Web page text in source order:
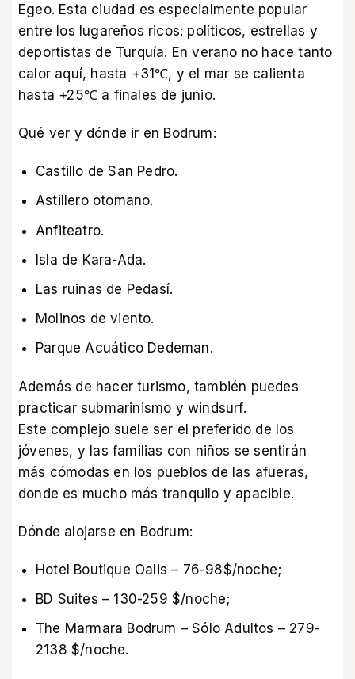
Egeo. Esta ciudad es especialmente popular
entre los lugareños ricos: políticos, estrellas y
deportistas de Turquía. En verano no hace tanto
calor aquí, hasta +31℃, y el mar se calienta
hasta +25℃ a finales de junio.
Qué ver y dónde ir en Bodrum:
Castillo de San Pedro.
Astillero otomano.
Anfiteatro.
Isla de Kara-Ada.
Las ruinas de Pedasí.
Molinos de viento.
Parque Acuático Dedeman.
Además de hacer turismo, también puedes
practicar submarinismo y windsurf.
Este complejo suele ser el preferido de los
jóvenes, y las familias con niños se sentirán
más cómodas en los pueblos de las afueras,
donde es mucho más tranquilo y apacible.
Dónde alojarse en Bodrum:
Hotel Boutique Oalis – 76-98$/noche;
BD Suites – 130-259 $/noche;
The Marmara Bodrum – Sólo Adultos – 279-
2138 $/noche.